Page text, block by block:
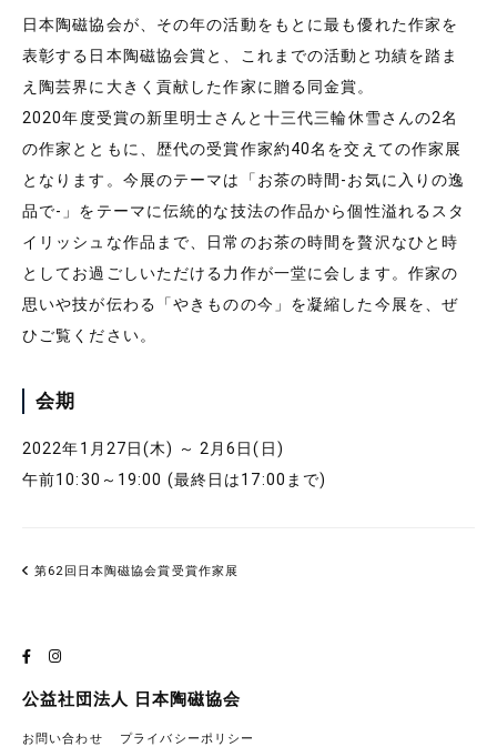
日本陶磁協会が、その年の活動をもとに最も優れた作家を
表彰する日本陶磁協会賞と、これまでの活動と功績を踏ま
え陶芸界に大きく貢献した作家に贈る同金賞。
2020年度受賞の新里明士さんと十三代三輪休雪さんの2名
の作家とともに、歴代の受賞作家約40名を交えての作家展
となります。今展のテーマは「お茶の時間-お気に入りの逸
品で-」をテーマに伝統的な技法の作品から個性溢れるスタ
イリッシュな作品まで、日常のお茶の時間を贅沢なひと時
としてお過ごしいただける力作が一堂に会します。作家の
思いや技が伝わる「やきものの今」を凝縮した今展を、ぜ
ひご覧ください。
会期
2022年1月27日(木) ～ 2月6日(日)
午前10:30～19:00 (最終日は17:00まで)
第62回日本陶磁協会賞受賞作家展
公益社団法人 日本陶磁協会
お問い合わせ プライバシーポリシー